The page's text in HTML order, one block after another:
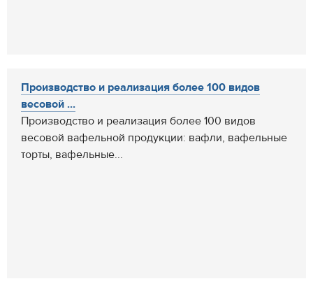
Производство и реализация более 100 видов
весовой ...
Производство и реализация более 100 видов
весовой вафельной продукции: вафли, вафельные
торты, вафельные...